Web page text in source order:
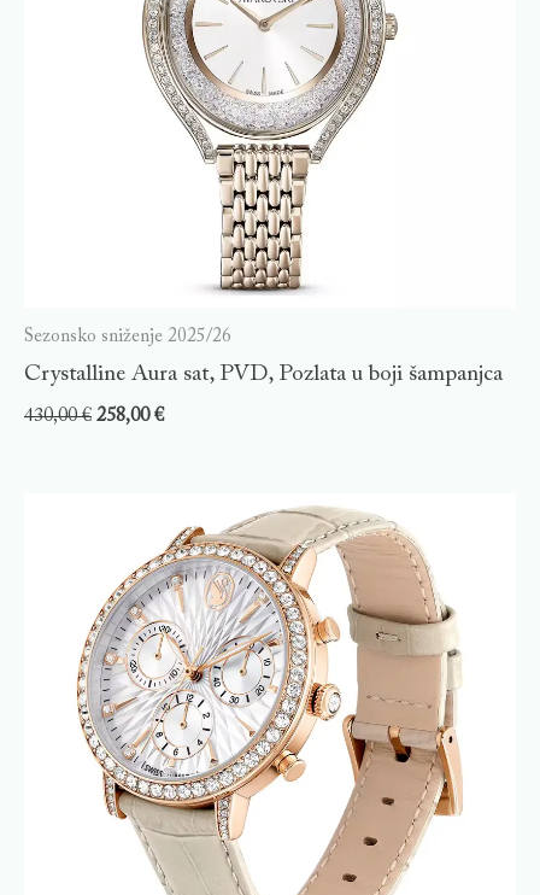
Sezonsko sniženje 2025/26
Crystalline Aura sat, PVD, Pozlata u boji šampanjca
430,00€ 258,00€